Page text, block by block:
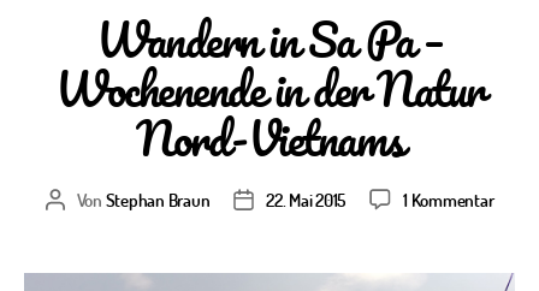
Wandern in Sa Pa –
Wochenende in der Natur
Nord-Vietnams
Beitragsautor
Von Stephan Braun Veröffentlichungsdatum
22. Mai 2015 1 Kommentarzu
Sa